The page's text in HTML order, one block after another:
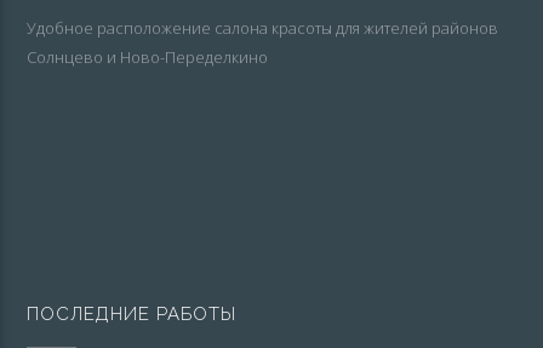
Удобное расположение салона красоты для жителей районов
Солнцево и Ново-Переделкино
ПОСЛЕДНИЕ РАБОТЫ